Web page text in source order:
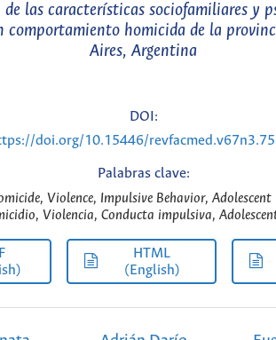
las características sociofamiliares y
comportamiento homicida de la
Aires, Argentina
DOI:
doi.org/10.15446/
Palabras clave:
Violence, Impulsive Behavior, Adolescent
Violencia, Conducta impulsiva,
HTML
(English)